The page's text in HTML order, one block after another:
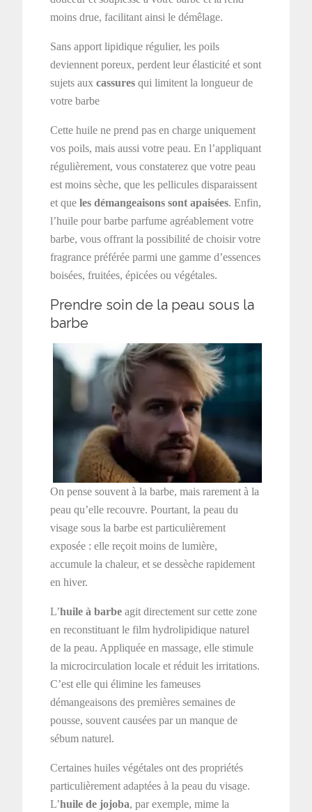
moins drue, facilitant ainsi le démêlage.
Sans apport lipidique régulier, les poils
deviennent poreux, perdent leur élasticité et sont
sujets auxcassures qui limitent la longueur de
votre barbe
Cette huile ne prend pas en charge uniquement
vos poils, mais aussi votre peau. En l’appliquant
régulièrement, vous constaterez que votre peau
est moins sèche, que les pellicules disparaissent
et queles démangeaisons sont apaisées. Enfin,
l’huile pour barbe parfume agréablement votre
barbe, vous offrant la possibilité de choisir votre
fragrance préférée parmi une gamme d’essences
boisées, fruitées, épicées ou végétales.
Prendre soin de la peau sous la
barbe
On pense souvent à la barbe, mais rarement à la
peau qu’elle recouvre. Pourtant, la peau du
visage sous la barbe est particulièrement
exposée : elle reçoit moins de lumière,
accumule la chaleur, et se dessèche rapidement
en hiver.
L’huile à barbe agit directement sur cette zone
en reconstituant le film hydrolipidique naturel
de la peau. Appliquée en massage, elle stimule
la microcirculation locale et réduit les irritations.
C’est elle qui élimine les fameuses
démangeaisons des premières semaines de
pousse, souvent causées par un manque de
sébum naturel.
Certaines huiles végétales ont des propriétés
particulièrement adaptées à la peau du visage.
L’huile de jojoba, par exemple, mime la